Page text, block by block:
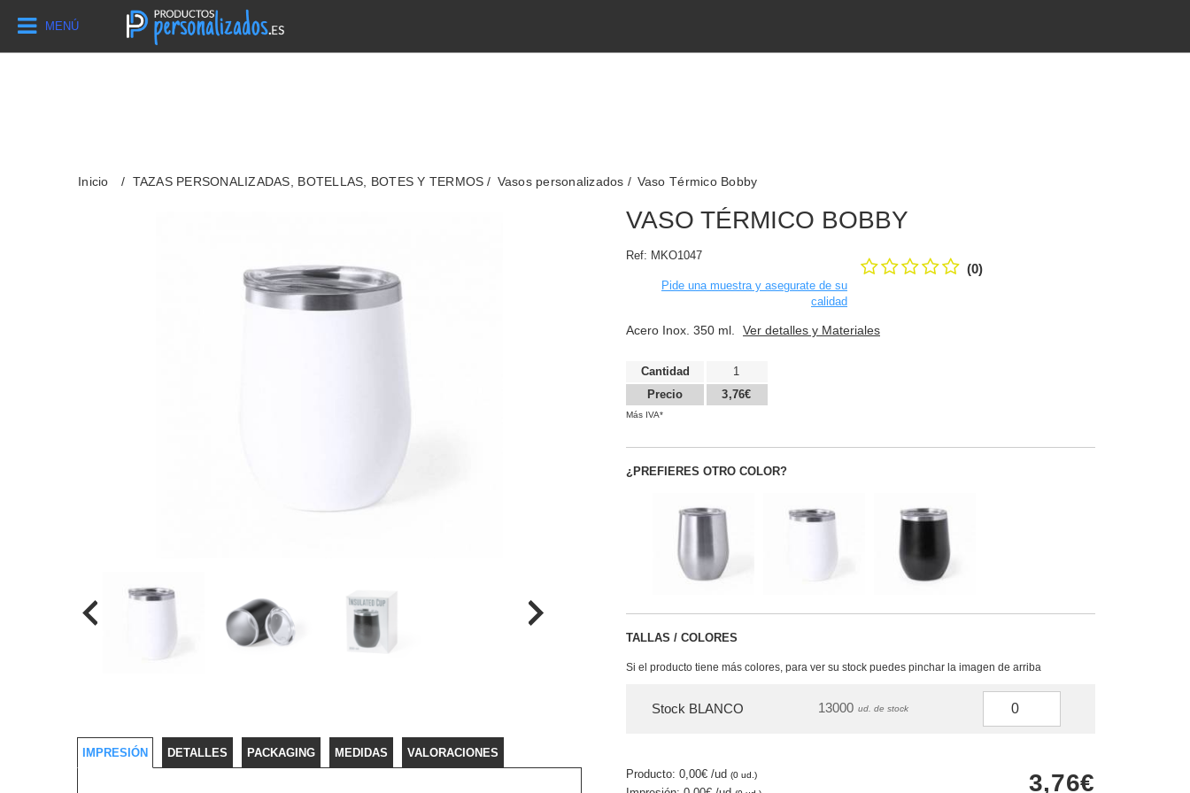
MENÚ
Inicio TAZAS PERSONALIZADAS, BOTELLAS, BOTES Y TERMOS Vasos personalizados Vaso Térmico Bobby
IMPRESIÓN DETALLES PACKAGING MEDIDAS VALORACIONES
VASO TÉRMICO BOBBY
Ref: MKO1047
(0)
Pide una muestra y asegurate de su
calidad
Acero Inox. 350 ml. Ver detalles y Materiales
Cantidad
Precio
1
3,76€
Más IVA*
¿PREFIERES OTRO COLOR?
TALLAS / COLORES
Si el producto tiene más colores, para ver su stock puedes pinchar la imagen de arriba
Stock BLANCO 13000 ud. de stock
Producto: 0,00€ /ud (0 ud.) 3,76€